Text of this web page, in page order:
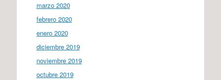
marzo 2020
febrero 2020
enero 2020
diciembre 2019
noviembre 2019
octubre 2019